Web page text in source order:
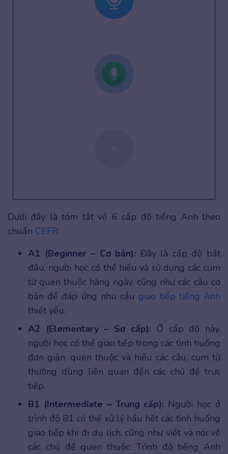
Dưới đây là tóm tắt về 6 cấp độ tiếng Anh theo
chuẩn CEFR:
A1 (Beginner – Cơ bản): Đây là cấp độ bắt
đầu, người học có thể hiểu và sử dụng các cụm
từ quen thuộc hàng ngày, cũng như các câu cơ
bản để đáp ứng nhu cầu giao tiếp tiếng Anh
thiết yếu.
A2 (Elementary – Sơ cấp): Ở cấp độ này,
người học có thể giao tiếp trong các tình huống
đơn giản, quen thuộc và hiểu các câu, cụm từ
thường dùng liên quan đến các chủ đề trực
tiếp.
B1 (Intermediate – Trung cấp): Người học ở
trình độ B1 có thể xử lý hầu hết các tình huống
giao tiếp khi đi du lịch, cũng như viết và nói về
các chủ đề quen thuộc. Trình độ tiếng Anh